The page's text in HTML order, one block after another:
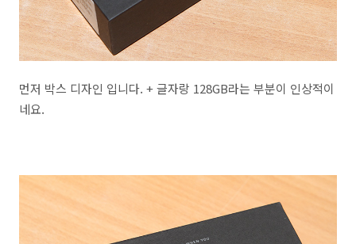
먼저 박스 디자인 입니다. + 글자랑 128GB라는 부분이 인상적이
네요.